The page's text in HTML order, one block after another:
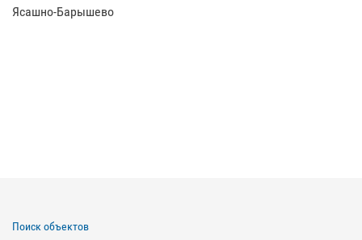
Ясашно-Барышево
Поиск объектов